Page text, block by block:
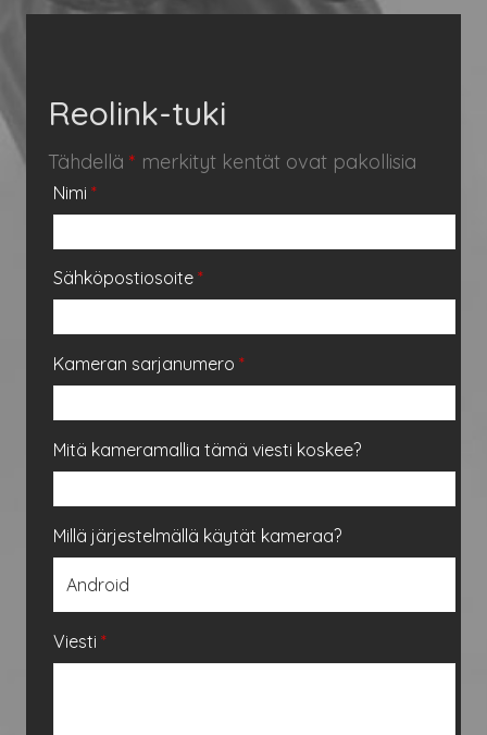
Reolink-tuki
Tähdellä * merkityt kentät ovat pakollisia
Nimi *
Sähköpostiosoite *
Kameran sarjanumero *
Mitä kameramallia tämä viesti koskee?
Millä järjestelmällä käytät kameraa?
Viesti *